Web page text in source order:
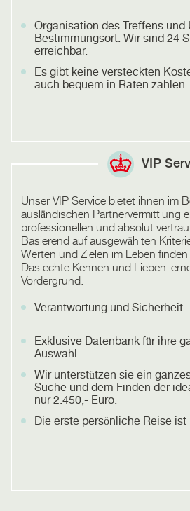
Organisation des Treffens und
Bestimmungsort. Wir sind 24
erreichbar.
Es gibt keine versteckten
auch bequem in Raten zahlen.
VIP
Unser VIP Service bietet ihnen im
ausländischen Partnervermittlung
professionellen und absolut
Basierend auf ausgewählten
Werten und Zielen im Leben finden
Das echte Kennen und Lieben
Vordergrund.
Verantwortung und Sicherheit.
Exklusive Datenbank für ihre
Auswahl.
Wir unterstützen sie ein
Suche und dem Finden der
nur 2.450,- Euro.
Die erste persönliche Reise ist